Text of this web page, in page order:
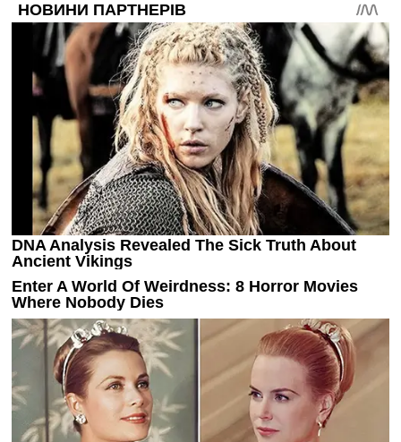
Ліга Чемпіонів
Англія. Прем’єр-Ліга
Іспанія. Ла Ліга
Ще Турніри >>>
Таблиці
Чемпіонат Світу. Турнирні таблиці
Таблиця УПЛ
Перша Ліга
Таблиця АПЛ
Таблиця Ла Ліги
Таблиця Ліги Чемпіонів
Всі таблиці >>>
Рейтинги
Рейтинг країн УЄФА
Рейтинг клубів УЄФА
Рейтинг ФІФА
Телепрограма